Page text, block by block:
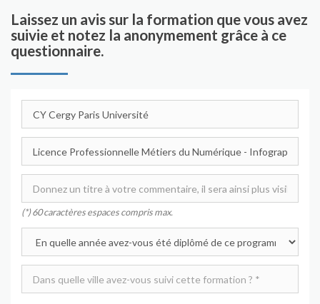
Laissez un avis sur la formation que vous avez
suivie et notez la anonymement grâce à ce
questionnaire.
(*) 60 caractères espaces compris max.